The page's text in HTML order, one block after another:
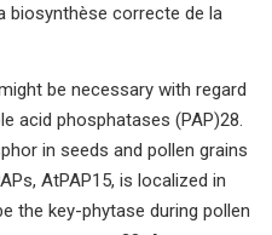
biosynthèse correcte de la
be necessary with regard
acid phosphatases (PAP)28.
in seeds and pollen grains
AtPAP15, is localized in
the key-phytase during pollen